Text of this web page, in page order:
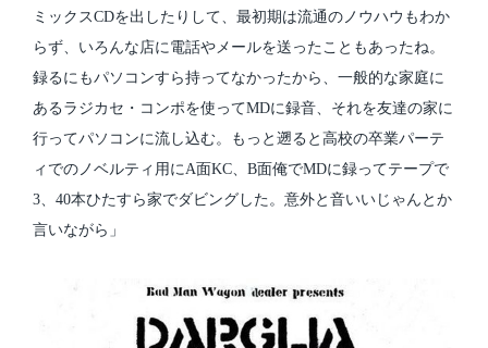
ミックスCDを出したりして、最初期は流通のノウハウもわか
らず、いろんな店に電話やメールを送ったこともあったね。
録るにもパソコンすら持ってなかったから、一般的な家庭に
あるラジカセ・コンポを使ってMDに録音、それを友達の家に
行ってパソコンに流し込む。もっと遡ると高校の卒業パーテ
ィでのノベルティ用にA面KC、B面俺でMDに録ってテープで
3、40本ひたすら家でダビングした。意外と音いいじゃんとか
言いながら」